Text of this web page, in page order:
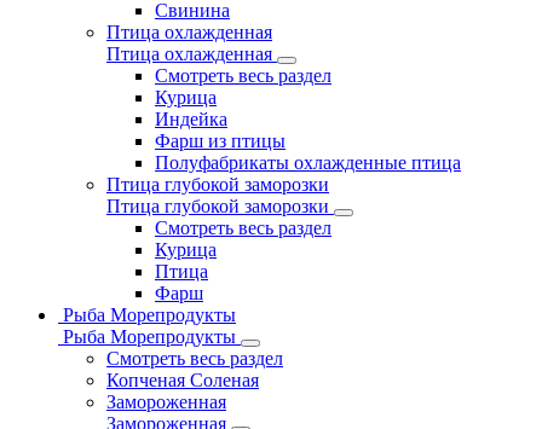
Свинина
Птица охлажденная
Птица охлажденная
Смотреть весь раздел
Курица
Индейка
Фарш из птицы
Полуфабрикаты охлажденные птица
Птица глубокой заморозки
Птица глубокой заморозки
Смотреть весь раздел
Курица
Птица
Фарш
Рыба Морепродукты
Рыба Морепродукты
Смотреть весь раздел
Копченая Соленая
Замороженная
Замороженная